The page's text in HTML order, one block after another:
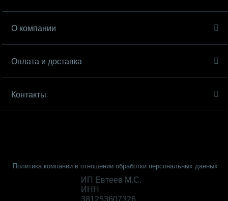
О компании
Оплата и доставка
Контакты
Политика компании в отношении обработки персональных данных
ИП Евтеев М.С.
ИНН
381253607326